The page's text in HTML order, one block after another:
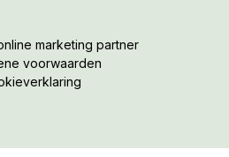
marketing partner
voorwaarden